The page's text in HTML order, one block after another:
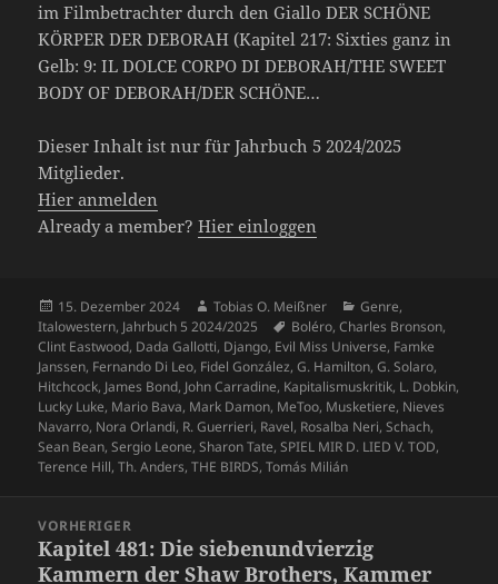
im Filmbetrachter durch den Giallo DER SCHÖNE
KÖRPER DER DEBORAH (Kapitel 217: Sixties ganz in
Gelb: 9: IL DOLCE CORPO DI DEBORAH/THE SWEET
BODY OF DEBORAH/DER SCHÖNE…
Dieser Inhalt ist nur für Jahrbuch 5 2024/2025
Mitglieder.
Hier anmelden
Already a member?Hier einloggen
Veröffentlicht
am
15. Dezember 2024 Autor
Tobias O. Meißner Kategorien
Genre,
Italowestern, Jahrbuch 5 2024/2025 Schlagwörter
Boléro,Charles Bronson,
Clint Eastwood, Dada Gallotti, Django, Evil Miss Universe, Famke
Janssen, Fernando Di Leo, Fidel González,G. Hamilton,G. Solaro,
Hitchcock, James Bond, John Carradine, Kapitalismuskritik, L. Dobkin,
Lucky Luke, Mario Bava, Mark Damon, MeToo, Musketiere, Nieves
Navarro, Nora Orlandi, R. Guerrieri, Ravel, Rosalba Neri,Schach,
Sean Bean,Sergio Leone,Sharon Tate,SPIEL MIR D. LIED V. TOD,
Terence Hill,Th. Anders,THE BIRDS,Tomás Milián
VORHERIGER
Vorheriger
Beitrag:
Kapitel 481: Die siebenundvierzig
Kammern der Shaw Brothers, Kammer